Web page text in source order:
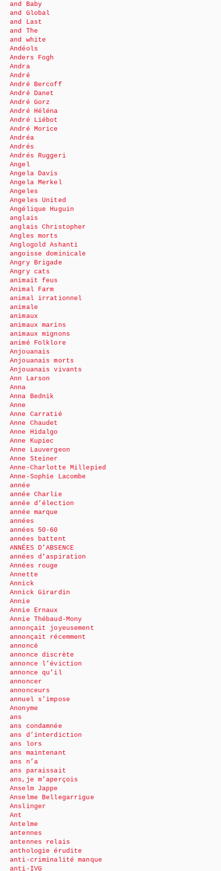
and Baby
and Global
and Last
and The
and white
Andéols
Anders Fogh
Andra
André
André Bercoff
André Danet
André Gorz
André Héléna
André Liébot
André Morice
Andréa
Andrés
Andrés Ruggeri
Angel
Angela Davis
Angela Merkel
Angeles
Angeles United
Angélique Huguin
anglais
anglais Christopher
Angles morts
Anglogold Ashanti
angoisse dominicale
Angry Brigade
Angry cats
animait feus
Animal Farm
animal irrationnel
animale
animaux
animaux marins
animaux mignons
animé Folklore
Anjouanais
Anjouanais morts
Anjouanais vivants
Ann Larson
Anna
Anna Bednik
Anne
Anne Carratié
Anne Chaudet
Anne Hidalgo
Anne Kupiec
Anne Lauvergeon
Anne Steiner
Anne-Charlotte Millepied
Anne-Sophie Lacombe
année
année Charlie
année d’élection
année marque
années
années 50-60
années battent
ANNÉES D’ABSENCE
années d’aspiration
Années rouge
Annette
Annick
Annick Girardin
Annie
Annie Ernaux
Annie Thébaud-Mony
annonçait joyeusement
annonçait récemment
annoncé
annonce discrète
annonce l’éviction
annonce qu’il
annoncer
annonceurs
annuel s’impose
Anonyme
ans
ans condamnée
ans d’interdiction
ans lors
ans maintenant
ans n’a
ans paraissait
ans,je m’aperçois
Anselm Jappe
Anselme Bellegarrigue
Anslinger
Ant
Antelme
antennes
antennes relais
anthologie érudite
anti-criminalité manque
anti-IVG